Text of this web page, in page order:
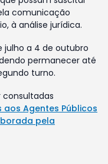
comunicação
à análise jurídica.
julho a 4 de outubro
permanecer até
turno.
Agentes Públicos
pela